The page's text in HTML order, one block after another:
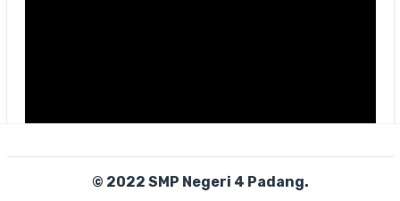
© 2022 SMP Negeri 4 Padang.